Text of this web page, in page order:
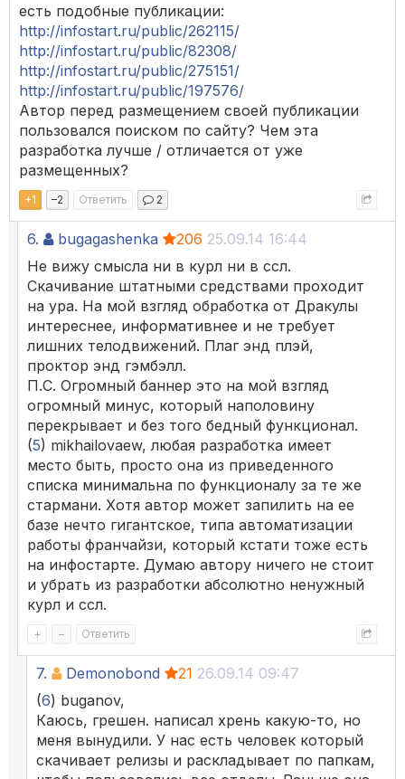
есть подобные публикации:
http://infostart.ru/public/262115/
http://infostart.ru/public/82308/
http://infostart.ru/public/275151/
http://infostart.ru/public/197576/
Автор перед размещением своей публикации
пользовался поиском по сайту? Чем эта
разработка лучше / отличается от уже
размещенных?
+1 –2 Ответить 2
6. bugagashenka 206 25.09.14 16:44
Не вижу смысла ни в курл ни в ссл.
Скачивание штатными средствами проходит
на ура. На мой взгляд обработка от Дракулы
интереснее, информативнее и не требует
лишних телодвижений. Плаг энд плэй,
проктор энд гэмбэлл.
П.С. Огромный баннер это на мой взгляд
огромный минус, который наполовину
перекрывает и без того бедный функционал.
(5) mikhailovaew, любая разработка имеет
место быть, просто она из приведенного
списка минимальна по функционалу за те же
стармани. Хотя автор может запилить на ее
базе нечто гигантское, типа автоматизации
работы франчайзи, который кстати тоже есть
на инфостарте. Думаю автору ничего не стоит
и убрать из разработки абсолютно ненужный
курл и ссл.
+ – Ответить
7. Demonobond 21 26.09.14 09:47
(6) buganov,
Каюсь, грешен. написал хрень какую-то, но
меня вынудили. У нас есть человек который
скачивает релизы и раскладывает по папкам,